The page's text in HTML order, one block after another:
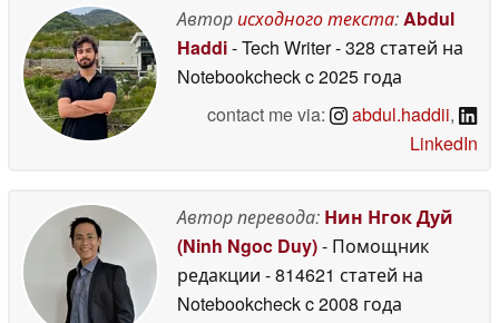
13 May 2026 Авторисходного текста:Abdul
Haddi- Tech Writer- 328 статей на
Notebookcheckc 2025 года
contact me via:
abdul.haddii,
LinkedIn
Автор перевода: Нин Нгок Дуй
(Ninh Ngoc Duy)- Помощник
редакции - 814621 статей на
Notebookcheckc 2008 года